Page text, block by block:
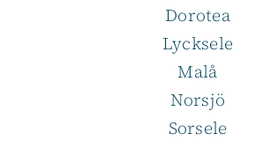
Dorotea
Lycksele
Malå
Norsjö
Sorsele